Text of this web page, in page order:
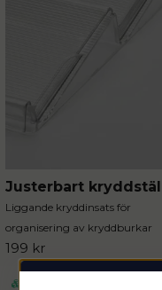
Justerbart kryddställ
Liggande kryddinsats för
organisering av kryddburkar
199 kr